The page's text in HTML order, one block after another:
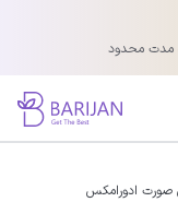
مدت محدود
ادورامکس